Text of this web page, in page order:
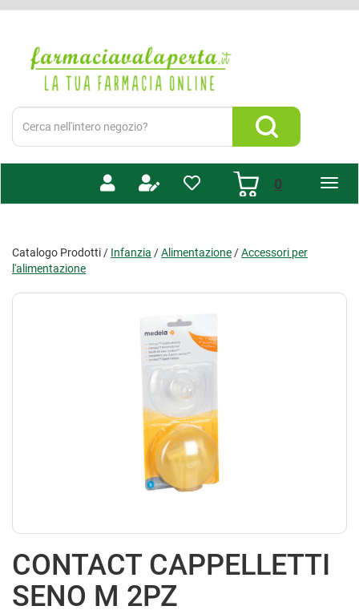
principale
Valaperta
Cerca
Prodotto
Cerca Prodotto
0prodotti
Catalogo Prodotti / Infanzia /Alimentazione /Accessori per
l'alimentazione
CONTACT CAPPELLETTI
SENO M 2PZ